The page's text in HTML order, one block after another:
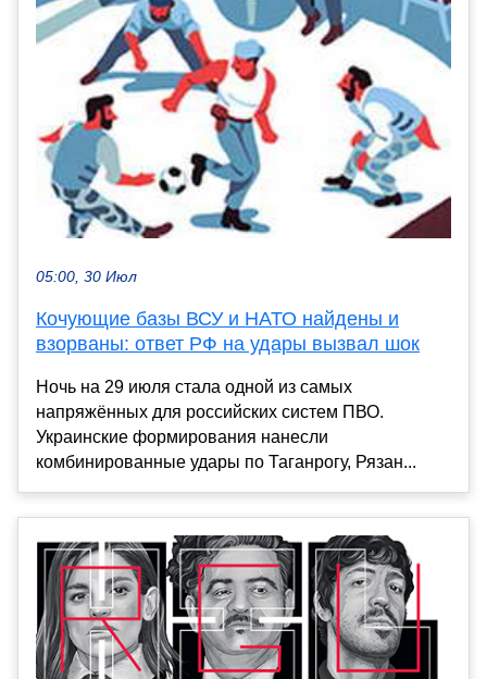
05:00, 30 Июл
Кочующие базы ВСУ и НАТО найдены и
взорваны: ответ РФ на удары вызвал шок
Ночь на 29 июля стала одной из самых
напряжённых для российских систем ПВО.
Украинские формирования нанесли
комбинированные удары по Таганрогу, Рязан...